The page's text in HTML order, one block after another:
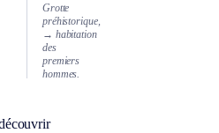
Grotte
préhistorique,
→ habitation
des
premiers
hommes.